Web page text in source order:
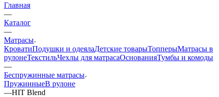
Главная
—
Каталог
—
Матрасы
КроватиПодушки и одеялаДетские товарыТопперыМатрасы в
рулонеТекстильЧехлы для матрасаОснованияТумбы и комоды
—
Беспружинные матрасы
ПружинныеВ рулоне
—HIT Blend